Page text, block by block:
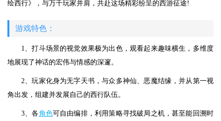
绘西行》，与万千玩家并肩，共赴这场精彩纷呈的西游征途!
游戏特色：
1、打斗场景的视觉效果极为出色，观看起来趣味横生，多维度
地展现了神话的宏伟与情感的深邃。
2、玩家化身为无字天书，与众多神仙、恶魔结缘，并从第一视
角出发，组建并发展自己的西行队伍。
3、各角色可自由编排，利用策略寻找破局之机，甚至能回溯时